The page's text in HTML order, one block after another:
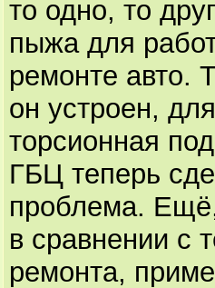
то одно, то
пыжа для
ремонте авто.
он устроен,
торсионная
ГБЦ теперь
проблема.
в сравнении с
ремонта,